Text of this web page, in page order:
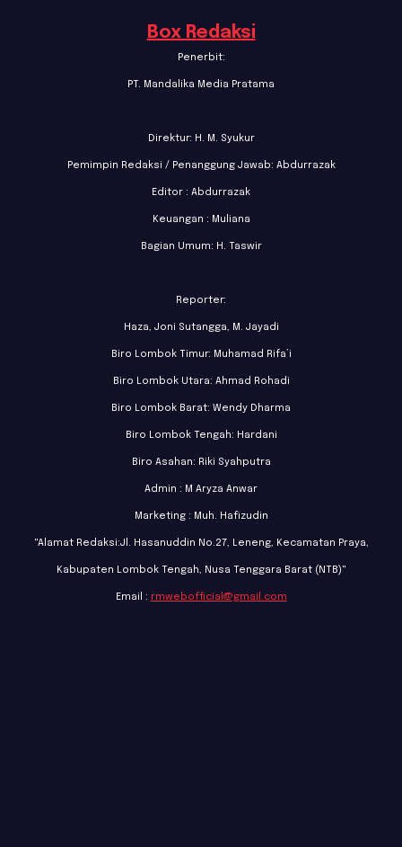
Box Redaksi
Penerbit:
PT. Mandalika Media Pratama
Direktur: H. M. Syukur
Pemimpin Redaksi / Penanggung Jawab: Abdurrazak
Editor : Abdurrazak
Keuangan : Muliana
Bagian Umum: H. Taswir
Reporter:
Haza, Joni Sutangga, M. Jayadi
Biro Lombok Timur: Muhamad Rifa’i
Biro Lombok Utara: Ahmad Rohadi
Biro Lombok Barat: Wendy Dharma
Biro Lombok Tengah: Hardani
Biro Asahan: Riki Syahputra
Admin : M Aryza Anwar
Marketing : Muh. Hafizudin
"Alamat Redaksi:Jl. Hasanuddin No.27, Leneng, Kecamatan Praya,
Kabupaten Lombok Tengah, Nusa Tenggara Barat (NTB)"
Email : rmwebofficial@gmail.com